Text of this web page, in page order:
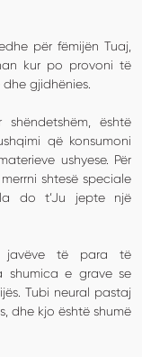
për fëmijën Tuaj,
kur po provoni të
gjidhënies.
është
që konsumoni
ushyese. Për
shtesë speciale
do t’Ju jepte një
javëve të para të
shumica e grave se
Tubi neural pastaj
dhe kjo është shumë